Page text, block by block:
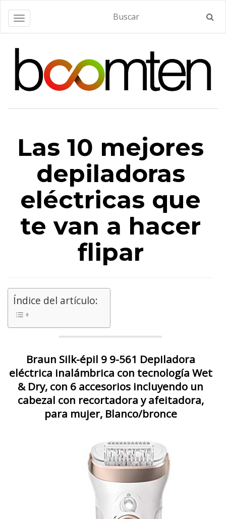
Alternar navegación
Las 10 mejores
depiladoras
eléctricas que
te van a hacer
flipar
Índice del artículo:
Braun Silk-épil 9 9-561 Depiladora
eléctrica inalámbrica con tecnología Wet
& Dry, con 6 accesorios incluyendo un
cabezal con recortadora y afeitadora,
para mujer, Blanco/bronce